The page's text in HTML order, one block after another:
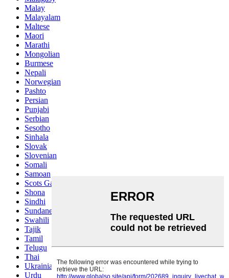
Malay
Malayalam
Maltese
Maori
Marathi
Mongolian
Burmese
Nepali
Norwegian
Pashto
Persian
Punjabi
Serbian
Sesotho
Sinhala
Slovak
Slovenian
Somali
Samoan
Scots Gaelic
Shona
Sindhi
Sundanese
Swahili
Tajik
Tamil
Telugu
Thai
Ukrainian
Urdu